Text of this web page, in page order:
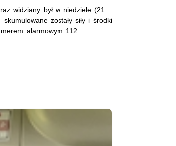
widziany był w niedziele (21
zostały siły i środki
alarmowym 112.